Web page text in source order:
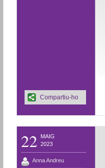
Compartiu-ho
22
MAIG
2023
Anna Andreu